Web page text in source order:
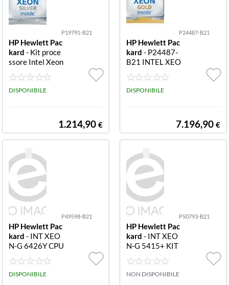
P19791-B21
HP Hewlett Pac
kard - Kit proce
ssore Intel Xeon
-Silver 4210R
(2,4 GHz/10 cor
e/100 W) per H
0R KIT FOR ML
DISPONIBILE
1.214,90 €
P24487-B21
HP Hewlett Pac
kard - P24487-
B21 INTEL XEO
N-G 6248R KIT
FOR DL360 Int
el Xeon Gold 62
r ProLiant DL36
DISPONIBILE
7.196,90 €
P49598-B21
HP Hewlett Pac
kard - INT XEO
N-G 6426Y CPU
FOR HPE P495
98-B21 INT XE
ON-G 6426Y C
DISPONIBILE
P50793-B21
HP Hewlett Pac
kard - INT XEO
N-G 5415+ KIT
HPE AL STG P5
0793-B21 INT
XEON-G 5415+
NON DISPONIBILE